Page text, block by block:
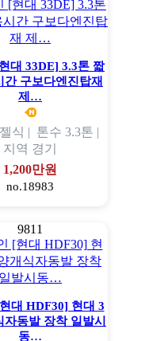
대 33DE] 3.3톤 짧
간 구보다엔진탑재
제…
식 | 톤수 3.3톤 |
지역 경기
1,200만원
no.18983
9811
대 HDF30] 현대 3
자동발 장착 일발시
동…